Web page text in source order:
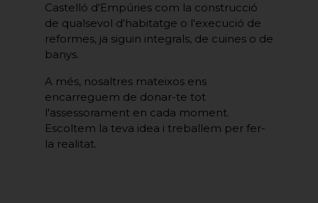
Castelló d'Empúries com la construcció
de qualsevol d'habitatge o l'execució de
reformes, ja siguin integrals, de cuines o de
banys.
A més, nosaltres mateixos ens
encarreguem de donar-te tot
l'assessorament en cada moment.
Escoltem la teva idea i treballem per fer-
la realitat.